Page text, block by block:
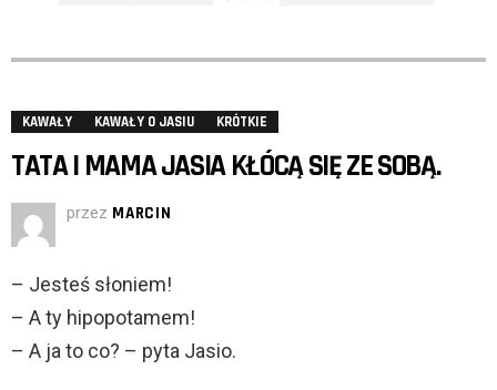
KAWAŁY KAWAŁY O JASIU KRÓTKIE
TATA I MAMA JASIA KŁÓCĄ SIĘ ZE SOBĄ.
przez MARCIN
– Jesteś słoniem!
– A ty hipopotamem!
– A ja to co? – pyta Jasio.